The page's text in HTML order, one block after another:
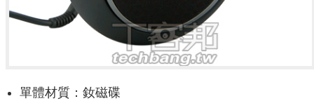
單體材質：釹磁碟